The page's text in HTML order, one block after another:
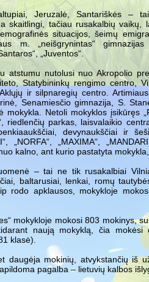
Jeruzalė, Santariškės –
skaitlingi, tačiau rusakalbių vaikų,
situacijos, šeimų
m. „neišgrynintas“
„Juventos“.
atstumu nutolusi nuo Akropolio
Statybininkų rengimo centro,
ir silpnaregių centro.
Senamiesčio gimnazija, S.
mokykla. Netoli mokyklos įsikūręs
riedlenčių parkas, laisvalaikio
devynaukščiai ir
„NORFA“, „MAXIMA“,
kalno, ant kurio pastatyta
– tai ne tik rusakalbiai
baltarusiai, lenkai, romų
rodo apklausos, mokykloje
mokykloje mokosi 803 mokinys,
naują mokyklą, čia mokėsi
klasė).
daugėja mokinių, atvykstančių iš
pagalba – lietuvių kalbos